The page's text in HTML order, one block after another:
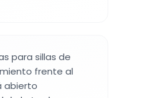
para sillas de
frente al
abierto